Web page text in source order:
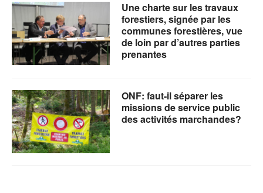
Une charte sur les travaux
forestiers, signée par les
communes forestières, vue
de loin par d’autres parties
prenantes
ONF: faut-il séparer les
missions de service public
des activités marchandes?